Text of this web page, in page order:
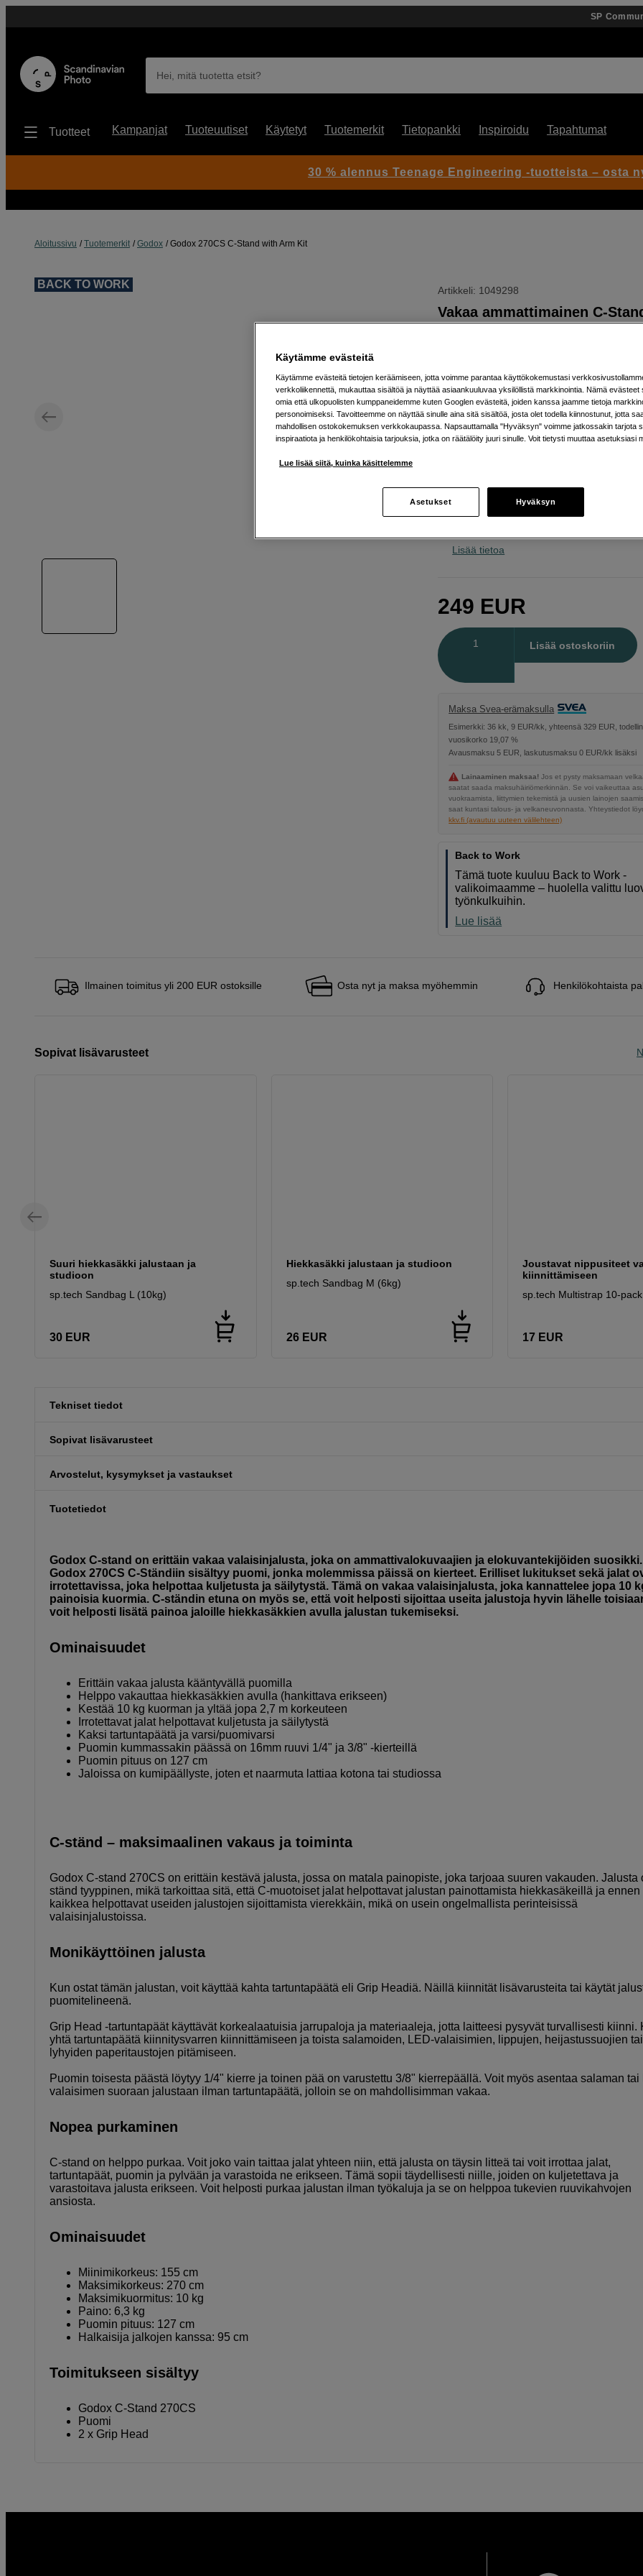
SP
Hei, mitä tuotetta etsit?
Tuotteet Kampanjat Tuoteuutiset Käytetyt Tuotemerkit Tietopankki Inspiroidu Tapahtumat
Aloitussivu Tuotemerkit Godox Godox 270CS C-Stand with Arm Kit
BACK TO WORK Artikkeli: 1049298
Vakaa ammattimainen C-
Verkkokauppa : Varastossa
Helsingin myymälä: Varastotilanne
Puomin kummassakin päässä on
Lisää tietoa
249 EUR
Lisää ostoskoriin
Maksa Svea-erämaksulla
Esimerkki: 36 kk, 9 EUR/kk, yhteensä 329 EUR,
vuosikorko 19,07 %
Avausmaksu 5 EUR, laskutusmaksu 0 EUR/kk lisäksi
Lainaaminen maksaa! Jos et pysty maksamaan
saatat saada maksuhäiriömerkinnän. Se voi vaikeuttaa
vuokraamista, liittymien tekemistä ja uusien lainojen
saat kuntasi talous- ja velkaneuvonnasta. Yhteystiedot
kkv.fi (avautuu uuteen välilehteen)
Back to Work
Tämä tuote kuuluu Back to Work -
valikoimaamme – huolella valittu
työnkulkuihin.
Lue lisää
Ilmainen toimitus yli 200 EUR ostoksille Osta nyt ja maksa myöhemmin Henkilökohtaista
Sopivat lisävarusteet
Suuri hiekkasäkki jalustaan ja
studioon
sp.tech Sandbag L (10kg)
30 EUR
Hiekkasäkki jalustaan ja studioon
sp.tech Sandbag M (6kg)
26 EUR
Joustavat nippusiteet
kiinnittämiseen
sp.tech Multistrap 10-pack
17 EUR
Tekniset tiedot
Sopivat lisävarusteet
Arvostelut, kysymykset ja vastaukset
Tuotetiedot
Godox C-stand on erittäin vakaa valaisinjalusta, joka on ammattivalokuvaajien ja elokuvantekijöiden suosikki.
Godox 270CS C-Ständiin sisältyy puomi, jonka molemmissa päissä on kierteet. Erilliset lukitukset sekä jalat
irrotettavissa, joka helpottaa kuljetusta ja säilytystä. Tämä on vakaa valaisinjalusta, joka kannattelee jopa 10
painoisia kuormia. C-ständin etuna on myös se, että voit helposti sijoittaa useita jalustoja hyvin lähelle
voit helposti lisätä painoa jaloille hiekkasäkkien avulla jalustan tukemiseksi.
Ominaisuudet
Erittäin vakaa jalusta kääntyvällä puomilla
Helppo vakauttaa hiekkasäkkien avulla (hankittava erikseen)
Kestää 10 kg kuorman ja yltää jopa 2,7 m korkeuteen
Irrotettavat jalat helpottavat kuljetusta ja säilytystä
Kaksi tartuntapäätä ja varsi/puomivarsi
Puomin kummassakin päässä on 16mm ruuvi 1/4" ja 3/8" -kierteillä
Puomin pituus on 127 cm
Jaloissa on kumipäällyste, joten et naarmuta lattiaa kotona tai studiossa
C-ständ – maksimaalinen vakaus ja toiminta
Godox C-stand 270CS on erittäin kestävä jalusta, jossa on matala painopiste, joka tarjoaa suuren vakauden. Jalusta
ständ tyyppinen, mikä tarkoittaa sitä, että C-muotoiset jalat helpottavat jalustan painottamista hiekkasäkeillä ja ennen
kaikkea helpottavat useiden jalustojen sijoittamista vierekkäin, mikä on usein ongelmallista perinteisissä
valaisinjalustoissa.
Monikäyttöinen jalusta
Kun ostat tämän jalustan, voit käyttää kahta tartuntapäätä eli Grip Headiä. Näillä kiinnität lisävarusteita tai käytät
puomitelineenä.
Grip Head -tartuntapäät käyttävät korkealaatuisia jarrupaloja ja materiaaleja, jotta laitteesi pysyvät turvallisesti kiinni.
yhtä tartuntapäätä kiinnitysvarren kiinnittämiseen ja toista salamoiden, LED-valaisimien, lippujen, heijastussuojien tai
lyhyiden paperitaustojen pitämiseen.
Puomin toisesta päästä löytyy 1/4" kierre ja toinen pää on varustettu 3/8" kierrepäällä. Voit myös asentaa salaman tai
valaisimen suoraan jalustaan ilman tartuntapäätä, jolloin se on mahdollisimman vakaa.
Nopea purkaminen
C-stand on helppo purkaa. Voit joko vain taittaa jalat yhteen niin, että jalusta on täysin litteä tai voit irrottaa jalat,
tartuntapäät, puomin ja pylvään ja varastoida ne erikseen. Tämä sopii täydellisesti niille, joiden on kuljetettava ja
varastoitava jalusta erikseen. Voit helposti purkaa jalustan ilman työkaluja ja se on helppoa tukevien ruuvikahvojen
ansiosta.
Ominaisuudet
Miinimikorkeus: 155 cm
Maksimikorkeus: 270 cm
Maksimikuormitus: 10 kg
Paino: 6,3 kg
Puomin pituus: 127 cm
Halkaisija jalkojen kanssa: 95 cm
Toimitukseen sisältyy
Godox C-Stand 270CS
Puomi
2 x Grip Head
30 % alennus Teenage Engineering -tuotteista – osta
Käytämme evästeitä
Käytämme evästeitä tietojen keräämiseen, jotta voimme parantaa käyttökokemustasi
verkkoliikennettä, mukauttaa sisältöä ja näyttää asiaankuuluvaa yksilöllistä markkinointia. Nämä evästeet
omia että ulkopuolisten kumppaneidemme kuten Googlen evästeitä, joiden kanssa jaamme tietoja
personoimiseksi. Tavoitteemme on näyttää sinulle aina sitä sisältöä, josta olet todella kiinnostunut, jotta
mahdollisen ostokokemuksen verkkokaupassa. Napsauttamalla "Hyväksyn" voimme jatkossakin tarjota
inspiraatiota ja henkilökohtaisia tarjouksia, jotka on räätälöity juuri sinulle. Voit tietysti muuttaa asetuksiasi
Lue lisää siitä, kuinka käsittelemme
Asetukset Hyväksyn